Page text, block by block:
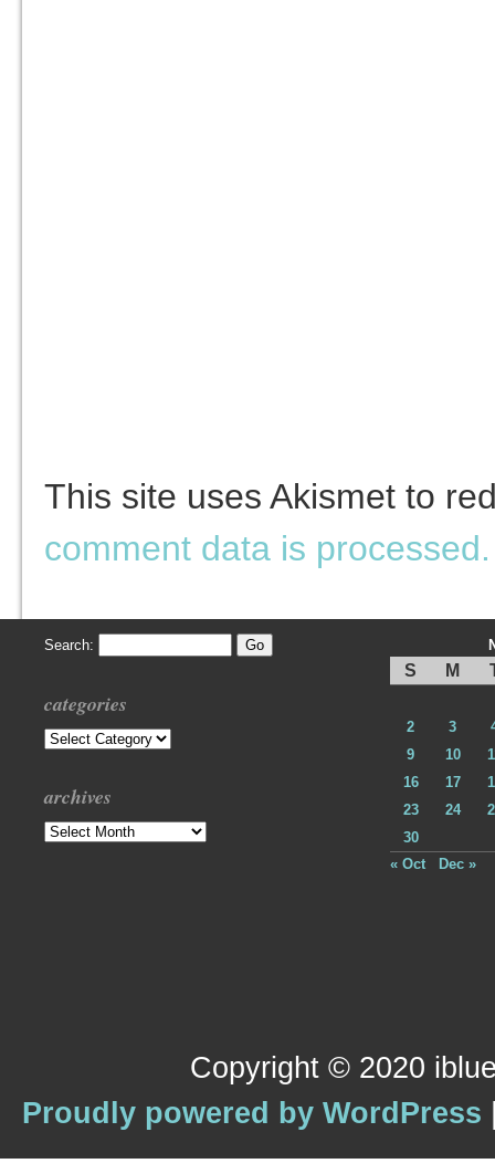
This site uses Akismet to
comment data is processed.
Search:
categories
Categories
archives
Archives
S M
2 3
9
10
16
17
23
24
30
« Oct
Dec »
Copyright © 2020
Proudly powered by WordPress